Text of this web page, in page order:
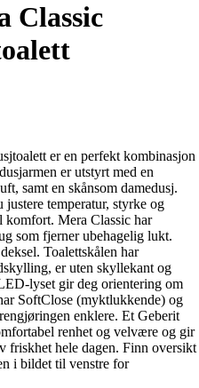
Classic
er en perfekt kombinasjon
er utstyrt med en
samt en skånsom damedusj.
temperatur, styrke og
komfort. Mera Classic har
som fjerner ubehagelig lukt.
Toalettskålen har
er uten skyllekant og
lyset gir deg orientering om
SoftClose (myktlukkende) og
enklere. Et Geberit
renhet og velvære og gir
friskhet hele dagen. Finn oversikt
i bildet til venstre for